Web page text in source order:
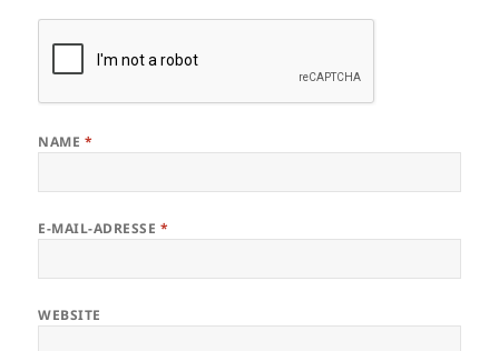
NAME *
E-MAIL-ADRESSE *
WEBSITE